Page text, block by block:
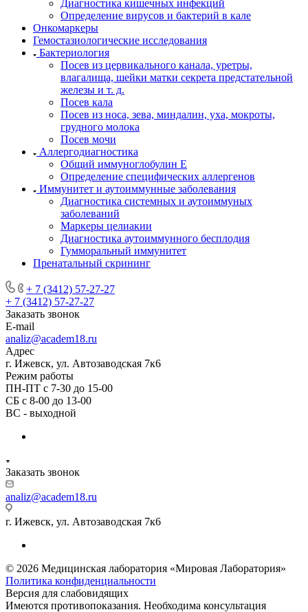
Диагностика кишечных инфекций
Определение вирусов и бактерий в кале
Онкомаркеры
Гемостазиологические исследования
Бактериология
Посев из цервикального канала, уретры,
влагалища, шейки матки секрета предстательной
железы и т. д.
Посев кала
Посев из носа, зева, миндалин, уха, мокроты,
грудного молока
Посев мочи
Аллергодиагностика
Общий иммуноглобулин Е
Определение специфических аллергенов
Иммунитет и аутоиммунные заболевания
Диагностика системных и аутоиммуных
заболеваний
Маркеры целиакии
Диагностика аутоиммунного бесплодия
Гумморальный иммунитет
Пренатальный скрининг
+ 7 (3412) 57-27-27
+ 7 (3412) 57-27-27
Заказать звонок
E-mail
analiz@academ18.ru
Адрес
г. Ижевск, ул. Автозаводская 7к6
Режим работы
ПН-ПТ с 7-30 до 15-00
СБ с 8-00 до 13-00
ВС - выходной
Заказать звонок
analiz@academ18.ru
г. Ижевск, ул. Автозаводская 7к6
© 2026 Медицинская лаборатория «Мировая Лаборатория»
Политика конфиденциальности
Версия для слабовидящих
Имеются противопоказания. Необходима консультация